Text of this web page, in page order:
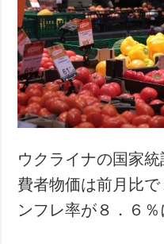
ウクライナの国家
費者物価は前月比
ンフレ率が８．６％